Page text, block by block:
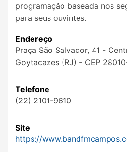
programação baseada nos
para seus ouvintes.
Endereço
Praça São Salvador, 41 -
Goytacazes (RJ) - CEP
Telefone
(22) 2101-9610
Site
https://